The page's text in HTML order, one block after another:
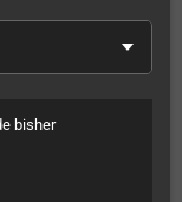
bisher